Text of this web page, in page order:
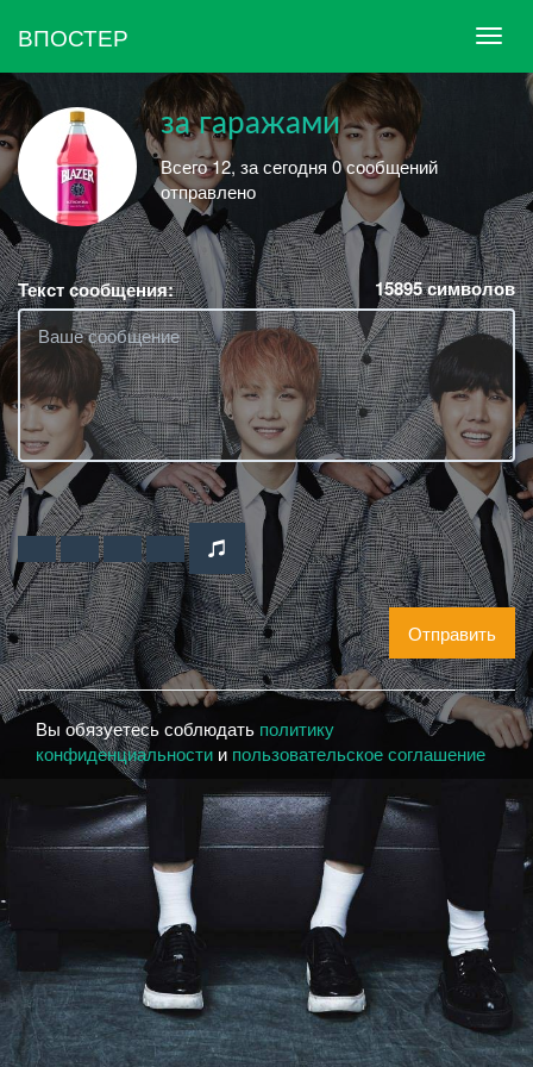
ВПОСТЕР
за гаражами
Всего 12, за сегодня 0 сообщений
отправлено
Текст сообщения: 15895символов
Отправить
Вы обязуетесь соблюдать политику
конфиденциальности и пользовательское соглашение